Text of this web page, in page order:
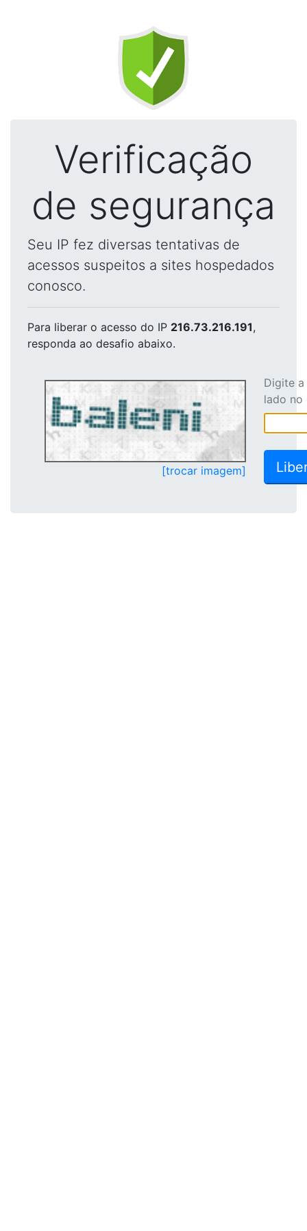
Verificação
de segurança
Seu IP fez diversas tentativas de
acessos suspeitos a sites hospedados
conosco.
Para liberar o acesso do IP 216.73.216.191,
responda ao desafio abaixo.
[trocar imagem]
Digite
lado no